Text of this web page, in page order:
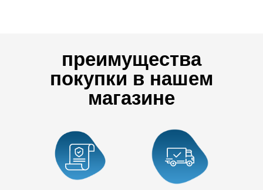
преимущества
покупки в нашем
магазине